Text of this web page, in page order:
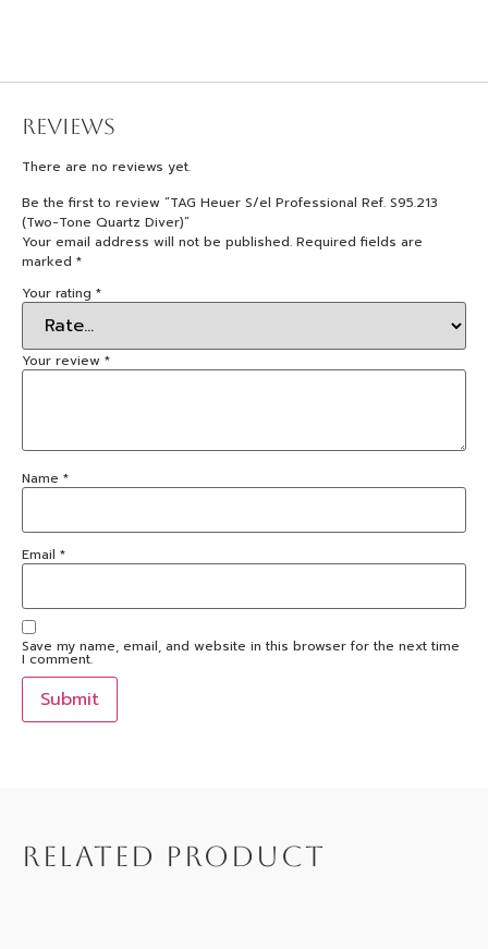
Reviews
There are no reviews yet.
Be the first to review “TAG Heuer S/el Professional Ref. S95.213
(Two-Tone Quartz Diver)”
Your email address will not be published. Required fields are
marked *
Your rating *
Your review *
Name *
Email *
Save my name, email, and website in this browser for the next time
I comment.
RELATED PRODUCT